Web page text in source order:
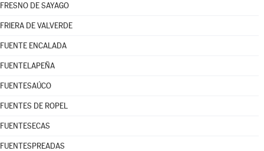
FRESNO DE SAYAGO
FRIERA DE VALVERDE
FUENTE ENCALADA
FUENTELAPEÑA
FUENTESAÚCO
FUENTES DE ROPEL
FUENTESECAS
FUENTESPREADAS